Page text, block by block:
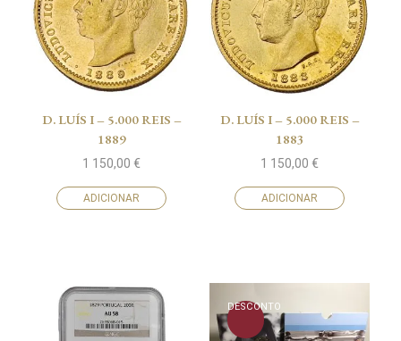
D. LUÍS I – 5.000 REIS –
1889
1 150,00 €
ADICIONAR
D. LUÍS I – 5.000 REIS –
1883
1 150,00 €
ADICIONAR
DESCONTO